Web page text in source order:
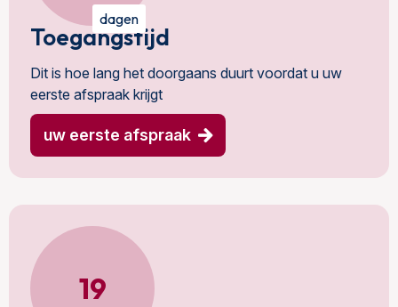
dagen
Toegangstijd
Dit is hoe lang het doorgaans duurt voordat u uw
eerste afspraak krijgt
uw eerste afspraak
19